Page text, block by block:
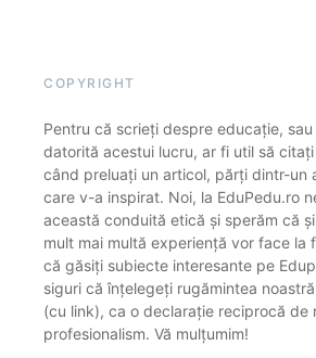
COPYRIGHT
Pentru că scrieți despre educație,
datorită acestui lucru, ar fi util să
când preluați un articol, părți dintr-un
care v-a inspirat. Noi, la EduPedu.ro
această conduită etică și sperăm că
mult mai multă experiență vor face la
că găsiți subiecte interesante pe
siguri că înțelegeți rugămintea
(cu link), ca o declarație reciprocă de
profesionalism. Vă mulțumim!